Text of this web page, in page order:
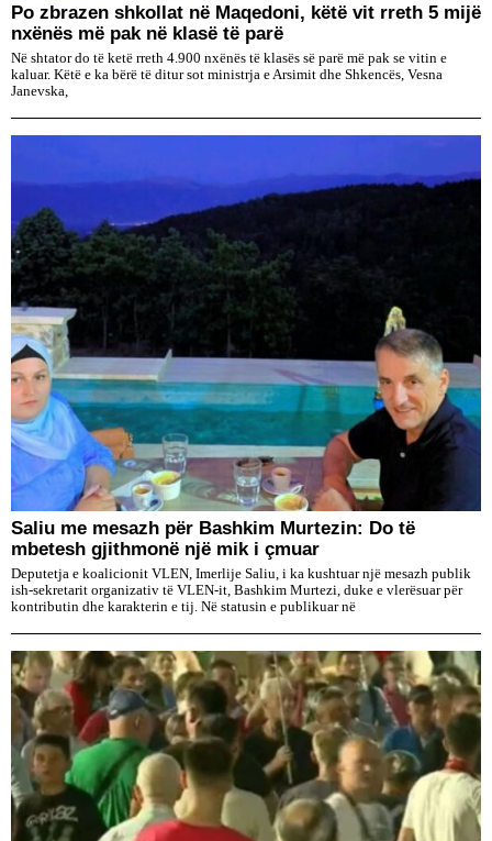
Po zbrazen shkollat në Maqedoni, këtë vit rreth 5 mijë
nxënës më pak në klasë të parë
Në shtator do të ketë rreth 4.900 nxënës të klasës së parë më pak se vitin e
kaluar. Këtë e ka bërë të ditur sot ministrja e Arsimit dhe Shkencës, Vesna
Janevska,
Saliu me mesazh për Bashkim Murtezin: Do të
mbetesh gjithmonë një mik i çmuar
Deputetja e koalicionit VLEN, Imerlije Saliu, i ka kushtuar një mesazh publik
ish-sekretarit organizativ të VLEN-it, Bashkim Murtezi, duke e vlerësuar për
kontributin dhe karakterin e tij. Në statusin e publikuar në